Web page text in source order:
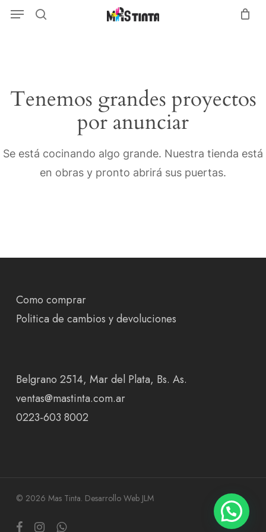
SkipMenu
Tenemos grandes proyectos
por anunciar
Se está cocinando algo grande. Nuestra tienda está
en obras y pronto abrirá sus puertas.
Como comprar
Politica de cambios y devoluciones
Belgrano 2514, Mar del Plata, Bs. As.
ventas@mastinta.com.ar
0223-603 8002
© 2026 Mas Tinta. Desarrollo Web JLM
facebookinstagramwhatsapp
Menu